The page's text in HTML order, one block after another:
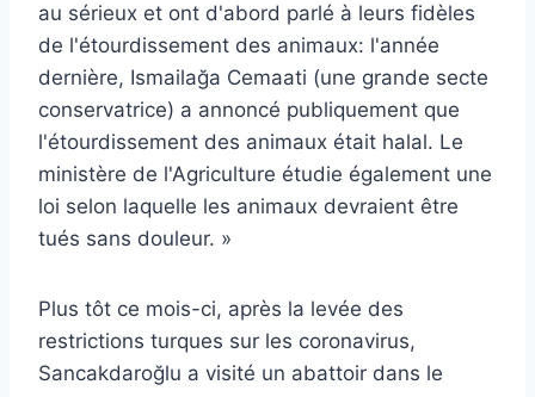
au sérieux et ont d'abord parlé à leurs fidèles
de l'étourdissement des animaux: l'année
dernière, Ismailağa Cemaati (une grande secte
conservatrice) a annoncé publiquement que
l'étourdissement des animaux était halal. Le
ministère de l'Agriculture étudie également une
loi selon laquelle les animaux devraient être
tués sans douleur. »
Plus tôt ce mois-ci, après la levée des
restrictions turques sur les coronavirus,
Sancakdaroğlu a visité un abattoir dans le